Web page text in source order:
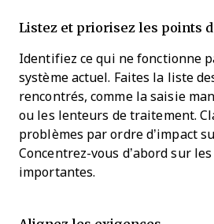
Listez et priorisez les points
Identifiez ce qui ne fonctionne
système actuel. Faites la liste
rencontrés, comme la saisie
ou les lenteurs de traitement.
problèmes par ordre d’impact
Concentrez-vous d’abord sur
importantes.